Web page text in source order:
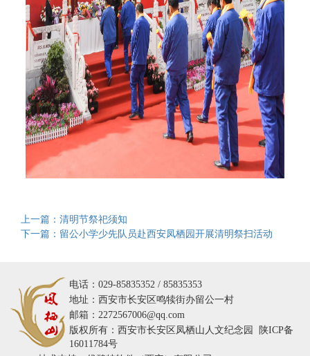
上一篇：清明节祭祀须知
下一篇：留公小学少先队员赴西安凤栖园开展清明祭扫活动
电话：029-85835352 / 85835353
地址：西安市长安区鸣犊街办留公一村
邮箱：2272567006@qq.com
版权所有：西安市长安区凤栖山人文纪念园
陕ICP备
16011784号